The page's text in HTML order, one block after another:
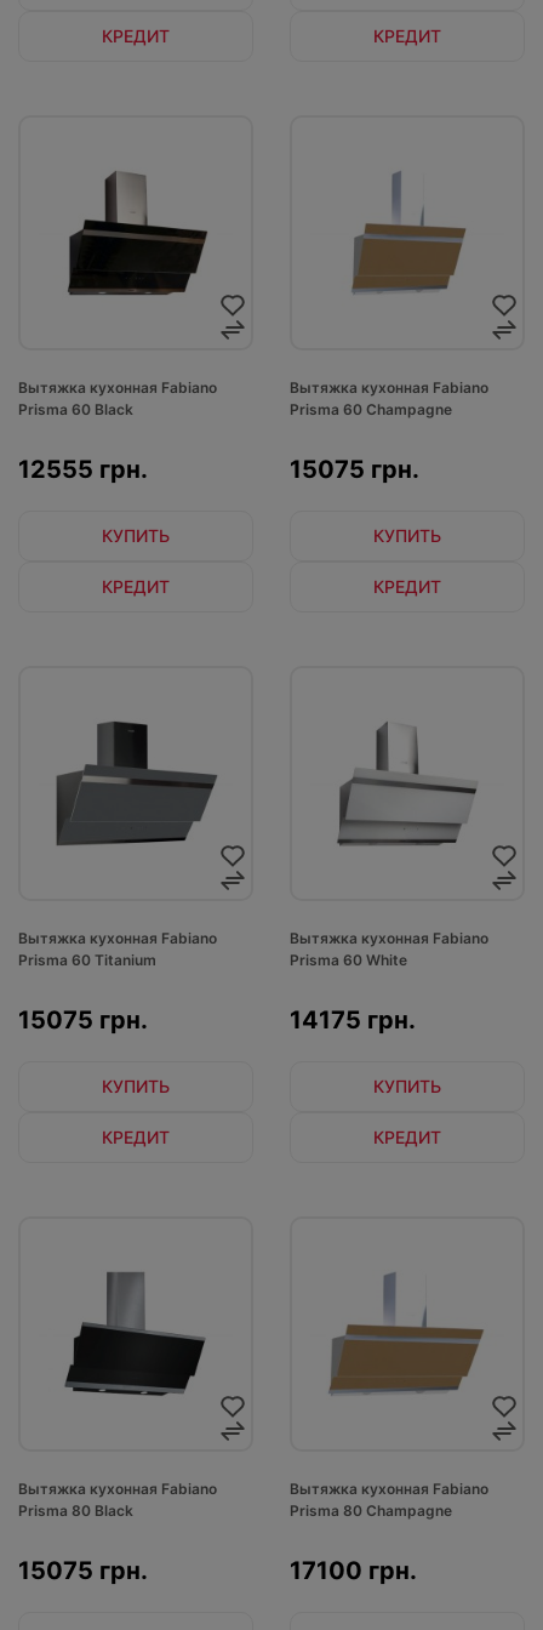
КРЕДИТ КРЕДИТ
Вытяжка кухонная Fabiano
Prisma 60 Black
12555 грн.
КУПИТЬ
КРЕДИТ
Вытяжка кухонная Fabiano
Prisma 60 Champagne
15075 грн.
КУПИТЬ
КРЕДИТ
Вытяжка кухонная Fabiano
Prisma 60 Titanium
15075 грн.
КУПИТЬ
КРЕДИТ
Вытяжка кухонная Fabiano
Prisma 60 White
14175 грн.
КУПИТЬ
КРЕДИТ
Вытяжка кухонная Fabiano
Prisma 80 Black
15075 грн.
Вытяжка кухонная Fabiano
Prisma 80 Champagne
17100 грн.